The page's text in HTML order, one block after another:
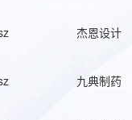
杰恩设计
九典制药